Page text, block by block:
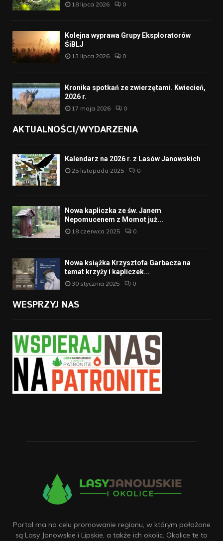
18 lipca 2026 0
Kolejna wyprawa Grupy Eksploratorów
ŚiBLJ
13 lipca 2026 0
Kronika spotkań ze zwierzętami. Kwiecień,
2026 r.
17 maja 2026 0
AKTUALNOŚCI/WYDARZENIA
Kalendarz na 2026 r. z Lasów Janowskich
25 listopada 2025 0
Nowa kapliczka ze św. Janem
Nepomucenem z Momot już...
18 czerwca 2025 0
Nowa książka Krzysztofa Garbacza na
temat krzyży i kapliczek...
30 stycznia 2025 0
WESPRZYJ NAS
Portal ma na celu promowanie regionu, w którym położone
są Lasy Janowskie i Lipskie, a także ich okolic. Okolice te to